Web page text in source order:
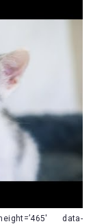
data-